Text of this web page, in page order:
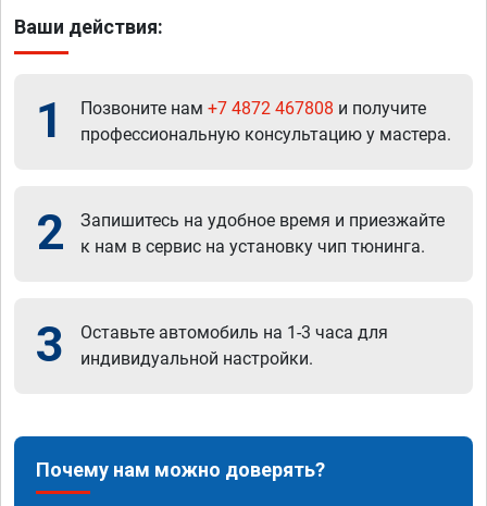
Ваши действия:
1 Позвоните нам +7 4872 467808 и получите
профессиональную консультацию у мастера.
2
Запишитесь на удобное время и приезжайте
к нам в сервис на установку чип тюнинга.
3
Оставьте автомобиль на 1-3 часа для
индивидуальной настройки.
Почему нам можно доверять?